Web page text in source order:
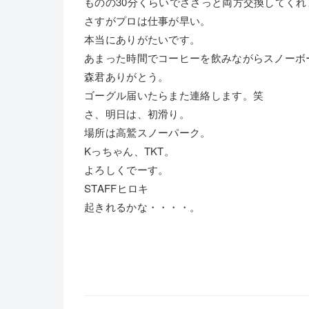
さすがプロは仕事が早い。
本当にありがたいです。
あまった時間でコーヒーを飲みながらスノーボ
森君ありがとう。
ゴーグル届いたらまた連絡します。笑
さ、明日は、初滑り。
場所は高鷲スノーパーク。
Kっちゃん、TKT。
よろしくでーす。
STAFFヒロキ
起きれるかな・・・・。